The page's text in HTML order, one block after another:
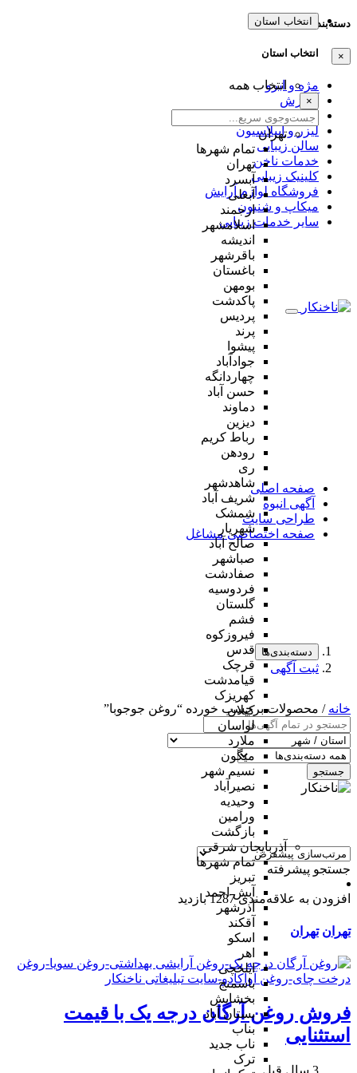
دسته‌بندی‌ها
×
مژه و ابرو
آموزش
عروس
لیزر و اپیلاسیون
سالن زیبایی
خدمات ناخن
کلینیک زیبایی
فروشگاه لوازم آرایش
میکاپ و شنیون
سایر خدمات زیبایی
انتخاب استان
انتخاب استان
انتخاب همه
×
تهران
تمام شهر‌ها
تهران
آبسرد
آبعلی
ارجمند
اسلامشهر
اندیشه
باقرشهر
باغستان
بومهن
پاکدشت
پردیس
پرند
پیشوا
جوادآباد
چهاردانگه
حسن آباد
دماوند
دیزین
رباط کریم
رودهن
ری
شاهدشهر
شریف آباد
شمشک
شهریار
صالح آباد
صباشهر
صفادشت
فردوسیه
گلستان
فشم
فیروزکوه
قدس
قرچک
قیامدشت
کهریزک
کیلان
لواسان
ملارد
میگون
نسیم شهر
نصیرآباد
وحیدیه
ورامین
بازگشت
آذربایجان شرقی
تمام شهر‌ها
تبریز
آبش احمد
آذرشهر
آقکند
اسکو
اهر
ایلخچی
باسمنج
بخشایش
بستان آباد
بناب
ناب جدید
ترک
صفحه اصلی
آگهی انبوه
طراحی سایت
صفحه اختصاصی مشاغل
دسته‌بندی‌ها
ثبت آگهی
خانه / محصولات برچسب خورده “روغن جوجوبا”
جستجو
جستجو پیشرفته
افزودن به علاقه‌مندی 1287 بازدید
تهران تهران
فروش روغن آرگان درجه یک با قیمت
استثنایی
3 سال قبل